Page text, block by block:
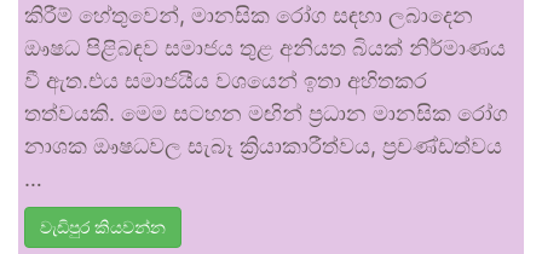
කිරීම් හේතුවෙන්, මානසික රෝග සඳහා ලබාදෙන
ඖෂධ පිළිබඳව සමාජය තුළ අනියත බියක් නිර්මාණය
වී ඇත.එය සමාජයීය වශයෙන් ඉතා අහිතකර
තත්වයකි. මෙම සටහන මඟින් ප්‍රධාන මානසික රෝග
නාශක ඖෂධවල සැබෑ ක්‍රියාකාරීත්වය, ප්‍රචණ්ඩත්වය
…
වැඩිපුර කියවන්න